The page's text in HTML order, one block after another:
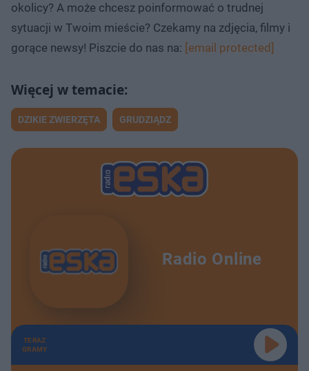
okolicy? A może chcesz poinformować o trudnej
sytuacji w Twoim mieście? Czekamy na zdjęcia, filmy i
gorące newsy! Piszcie do nas na: [email protected]
DZIKIE ZWIERZĘTA GRUDZIĄDZ
Radio Online
TERAZ
GRAMY